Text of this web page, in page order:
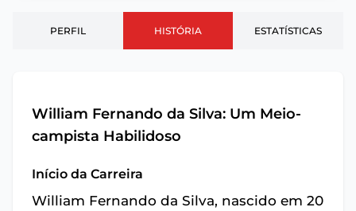
PERFIL HISTÓRIA ESTATÍSTICAS
William Fernando da Silva: Um Meio-
campista Habilidoso
Início da Carreira
William Fernando da Silva, nascido em 20